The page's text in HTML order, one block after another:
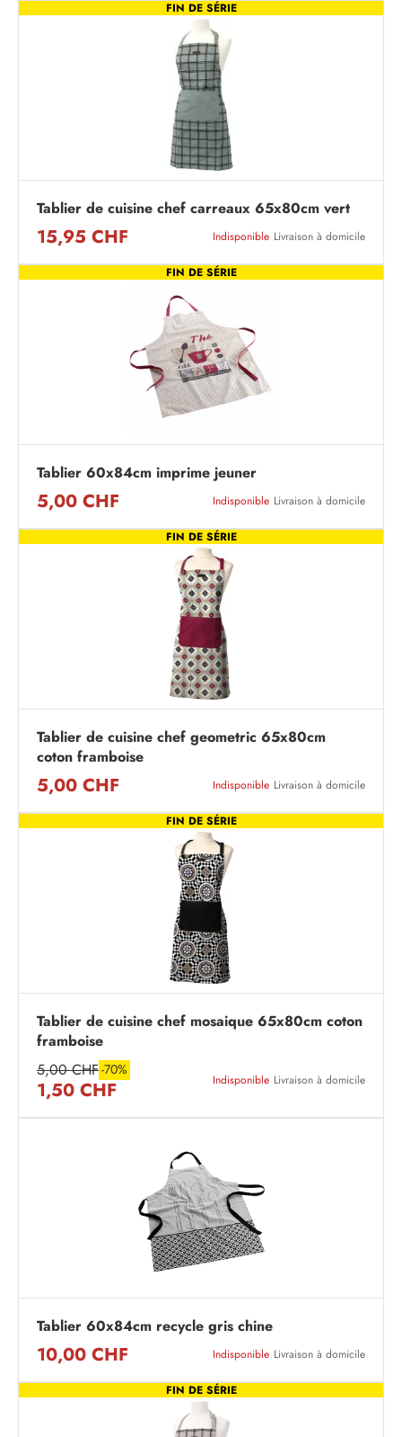
FIN DE SÉRIE
Tablier de cuisine chef carreaux 65x80cm vert
15,95 CHF Indisponible Livraison à domicile
FIN DE SÉRIE
Tablier 60x84cm imprime jeuner
5,00 CHF Indisponible Livraison à domicile
FIN DE SÉRIE
Tablier de cuisine chef geometric 65x80cm
coton framboise
5,00 CHF Indisponible Livraison à domicile
FIN DE SÉRIE
Tablier de cuisine chef mosaique 65x80cm coton
framboise
5,00 CHF-70%
1,50 CHF Indisponible Livraison à domicile
Tablier 60x84cm recycle gris chine
10,00 CHF Indisponible Livraison à domicile
FIN DE SÉRIE